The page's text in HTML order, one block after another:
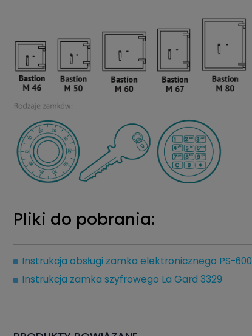
Pliki do pobrania:
Instrukcja obsługi zamka elektronicznego PS-600
Instrukcja zamka szyfrowego La Gard 3329